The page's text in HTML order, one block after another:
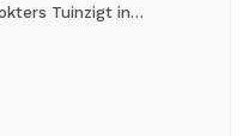
Tuinzigt in…